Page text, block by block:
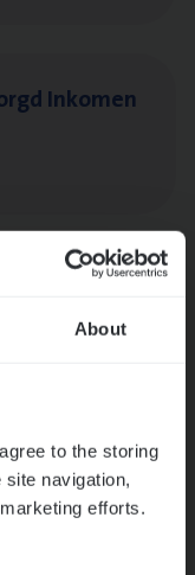
About
to the storing
navigation,
efforts.
Inkomen